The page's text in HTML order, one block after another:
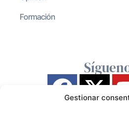
Gestionar
Formación